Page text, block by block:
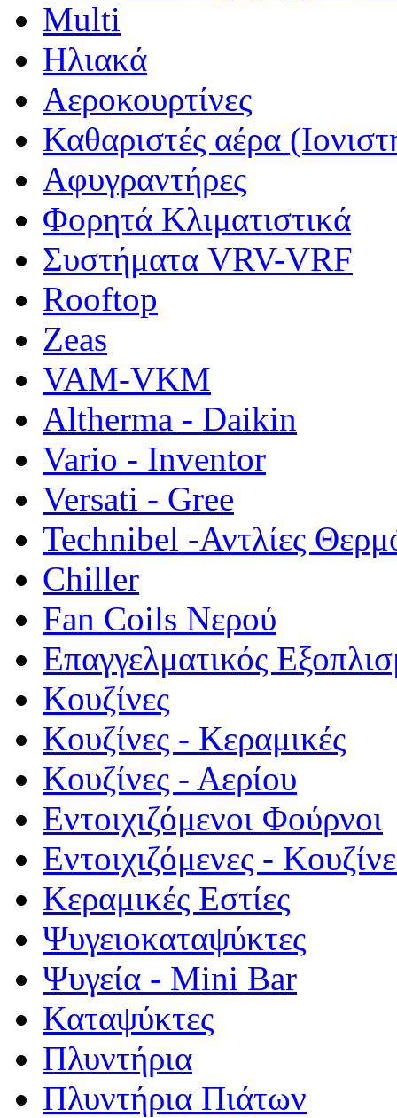
Multi
Ηλιακά
Αεροκουρτίνες
Καθαριστές αέρα
Αφυγραντήρες
Φορητά Κλιματιστικά
Συστήματα VRV-VRF
Rooftop
Zeas
VAM-VKM
Altherma - Daikin
Vario - Inventor
Versati - Gree
Technibel -Αντλίες
Chiller
Fan Coils Νερού
Επαγγελματικός
Κουζίνες
Κουζίνες - Κεραμικές
Κουζίνες - Αερίου
Εντοιχιζόμενοι Φούρνοι
Εντοιχιζόμενες -
Κεραμικές Εστίες
Ψυγειοκαταψύκτες
Ψυγεία - Mini Bar
Καταψύκτες
Πλυντήρια
Πλυντήρια Πιάτων